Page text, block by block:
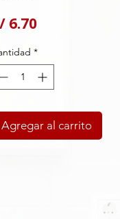
6.70Precio
*
Agregar al carrito